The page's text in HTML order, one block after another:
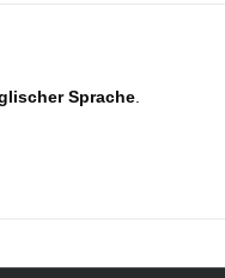
Sprache